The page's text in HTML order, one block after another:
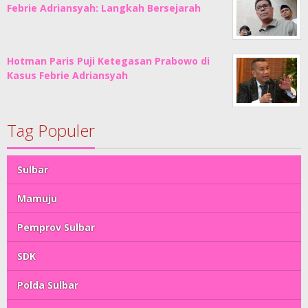
Febrie Adriansyah: Langkah Bersejarah
Hotman Paris Puji Ketegasan Prabowo di
Kasus Febrie Adriansyah
Tag Populer
Sulbar
Mamuju
Pemprov Sulbar
SDK
Polda Sulbar